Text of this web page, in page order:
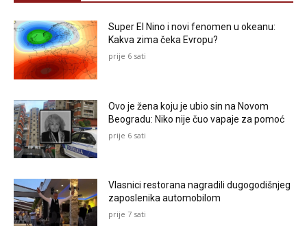
Super El Nino i novi fenomen u okeanu:
Kakva zima čeka Evropu?
prije 6 sati
Ovo je žena koju je ubio sin na Novom
Beogradu: Niko nije čuo vapaje za pomoć
prije 6 sati
Vlasnici restorana nagradili dugogodišnjeg
zaposlenika automobilom
prije 7 sati